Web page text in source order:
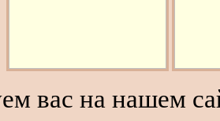
вас на нашем